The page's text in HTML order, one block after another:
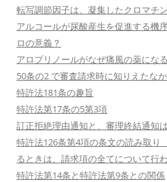
転写調節因子は、凝集したクロマチ
アルコールが尿酸産生を促進する機
ロの意義？
アロプリノールがなぜ痛風の薬にな
50条の2 で審査請求時に知りえたな
特許法181条の趣旨
特許法第17条の5第3項
訂正拒絶理由通知と、審理終結通知
特許法126条第4項の条文の読み取
るときは、請求項の全てについて行
特許法第14条と特許法第9条との関係